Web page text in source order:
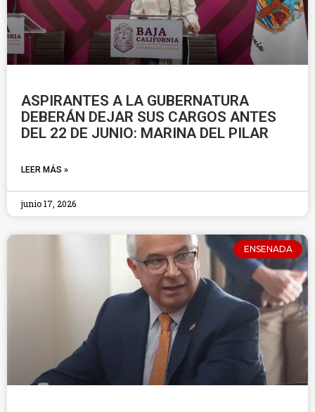
ASPIRANTES A LA GUBERNATURA
DEBERÁN DEJAR SUS CARGOS ANTES
DEL 22 DE JUNIO: MARINA DEL PILAR
LEER MÁS »
junio 17, 2026
ENSENADA